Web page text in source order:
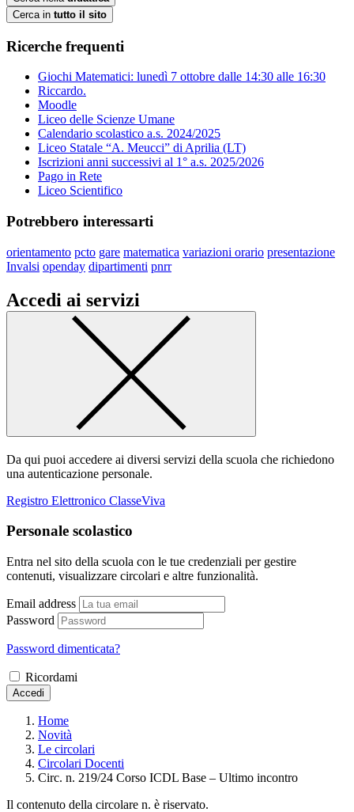
Cerca in tutto il sito
Ricerche frequenti
Giochi Matematici: lunedì 7 ottobre dalle 14:30 alle 16:30
Riccardo.
Moodle
Liceo delle Scienze Umane
Calendario scolastico a.s. 2024/2025
Liceo Statale “A. Meucci” di Aprilia (LT)
Iscrizioni anni successivi al 1° a.s. 2025/2026
Pago in Rete
Liceo Scientifico
Potrebbero interessarti
orientamento pcto gare matematica variazioni orario presentazione
Invalsi openday dipartimenti pnrr
Accedi ai servizi
Da qui puoi accedere ai diversi servizi della scuola che richiedono
una autenticazione personale.
Registro Elettronico ClasseViva
Personale scolastico
Entra nel sito della scuola con le tue credenziali per gestire
contenuti, visualizzare circolari e altre funzionalità.
Email address
Password
Password dimenticata?
Ricordami
Accedi
Home
Novità
Le circolari
Circolari Docenti
Circ. n. 219/24 Corso ICDL Base – Ultimo incontro
Il contenuto della circolare n. è riservato.